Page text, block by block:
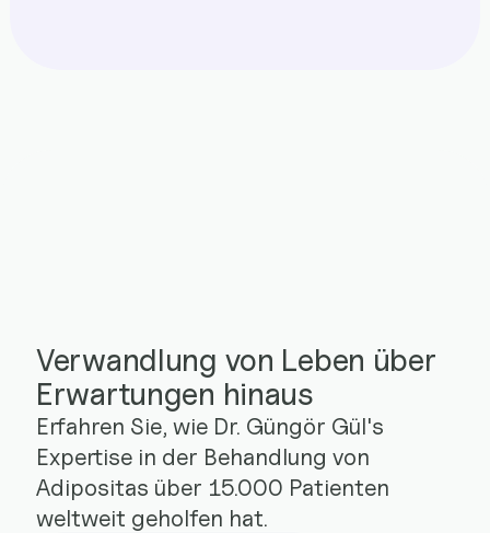
Verwandlung von Leben über
Erwartungen hinaus
Erfahren Sie, wie Dr. Güngör Gül's
Expertise in der Behandlung von
Adipositas über 15.000 Patienten
weltweit geholfen hat.